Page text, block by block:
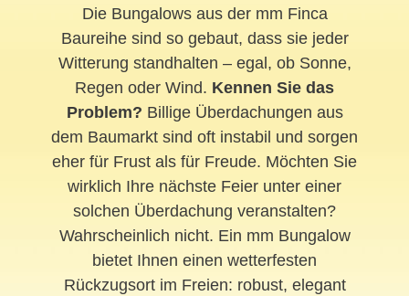
Die Bungalows aus der mm Finca
Baureihe sind so gebaut, dass sie jeder
Witterung standhalten – egal, ob Sonne,
Regen oder Wind. Kennen Sie das
Problem? Billige Überdachungen aus
dem Baumarkt sind oft instabil und sorgen
eher für Frust als für Freude. Möchten Sie
wirklich Ihre nächste Feier unter einer
solchen Überdachung veranstalten?
Wahrscheinlich nicht. Ein mm Bungalow
bietet Ihnen einen wetterfesten
Rückzugsort im Freien: robust, elegant